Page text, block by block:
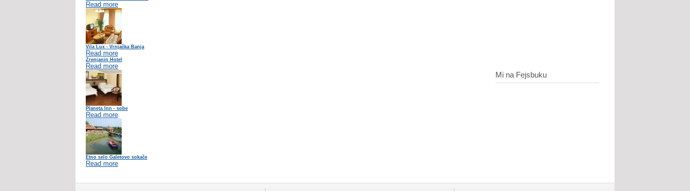
Read more
Vila Lux - Vrnjačka Banja
Read more
Zrenjanin Hotel
Read more
Planeta Inn - sobe
Read more
Etno selo Galetovo sokače
Read more
Mi na Fejsbuku